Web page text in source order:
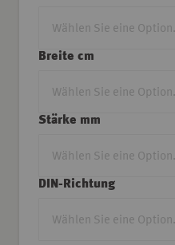
Breite cm
Stärke mm
DIN-Richtung